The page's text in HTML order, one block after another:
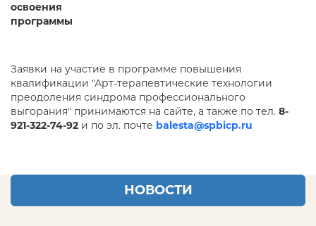
освоения
программы
Заявки на участие в программе повышения
квалификации "Арт-терапевтические технологии
преодоления синдрома профессионального
выгорания" принимаются на сайте, а также по тел. 8-
921-322-74-92 и по эл. почте balesta@spbicp.ru
НОВОСТИ